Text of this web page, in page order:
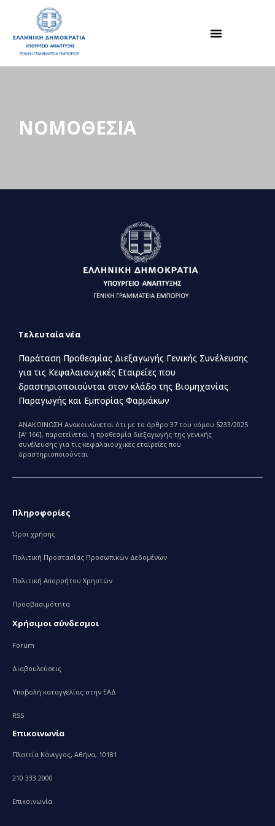
ΝΟΜΟΘΕΣΙΑ
Τελευταία νέα
Παράταση Προθεσμίας Διεξαγωγής Γενικής Συνέλευσης
για τις Κεφαλαιουχικές Εταιρείες που
δραστηριοποιούνται στον κλάδο της Βιομηχανίας
Παραγωγής και Εμπορίας Φαρμάκων
ΑΝΑΚΟΙΝΩΣΗ Ανακοινώνεται ότι με το άρθρο 37 του νόμου 5233/2025
[Α’ 166], παρατείνεται η προθεσμία διεξαγωγής της γενικής
συνέλευσης για τις κεφαλαιουχικές εταιρείες που
δραστηριοποιούνται
Πληροφορίες
Όροι χρήσης
Πολιτική Προστασίας Προσωπικών Δεδομένων
Πολιτική Απορρήτου Χρηστών
Προσβασιμότητα
Χρήσιμοι σύνδεσμοι
Forum
Διαβουλεύσεις
Υποβολή καταγγελίας στην ΕΑΔ
RSS
Επικοινωνία
Πλατεία Κάνιγγος, Αθήνα, 10181
210 333 2000
Επικοινωνία